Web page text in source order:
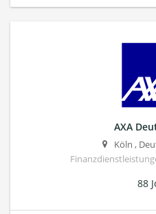
AXA
Köln ,
88